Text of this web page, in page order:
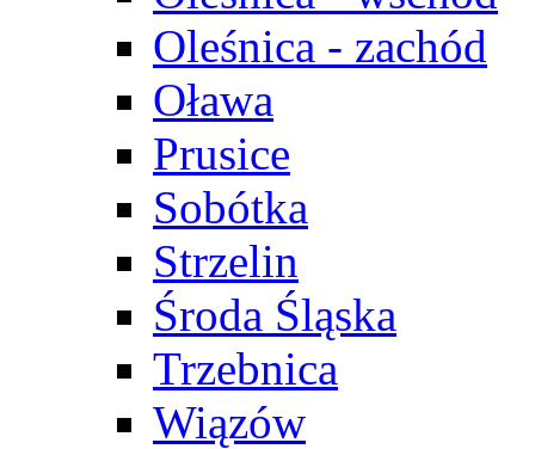
Oleśnica - zachód
Oława
Prusice
Sobótka
Strzelin
Środa Śląska
Trzebnica
Wiązów